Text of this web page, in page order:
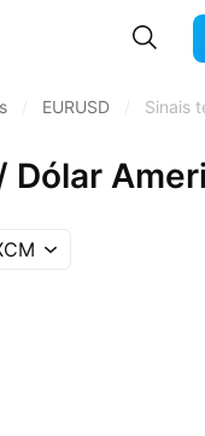
EURUSD Sinais
Dólar